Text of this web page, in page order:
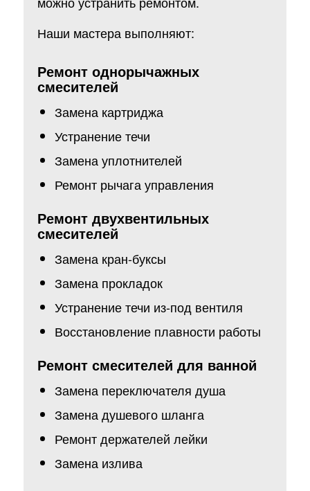
Наши мастера выполняют:
Ремонт однорычажных
смесителей
Замена картриджа
Устранение течи
Замена уплотнителей
Ремонт рычага управления
Ремонт двухвентильных
смесителей
Замена кран-буксы
Замена прокладок
Устранение течи из-под вентиля
Восстановление плавности работы
Ремонт смесителей для ванной
Замена переключателя душа
Замена душевого шланга
Ремонт держателей лейки
Замена излива